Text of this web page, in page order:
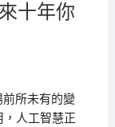
十年你
所未有的變
人工智慧正